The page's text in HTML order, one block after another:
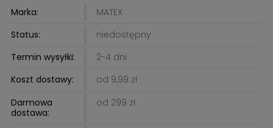
Marka:
MATEX
Status:
niedostępny
Termin wysyłki:
2-4 dni
Koszt dostawy:
od 9,99 zł
Darmowa
dostawa:
od 299 zł